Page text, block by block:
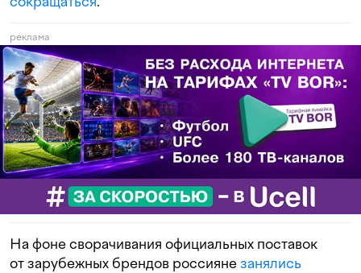
реклама
На фоне сворачивания официальных поставок
от зарубежных брендов россиянезанялись